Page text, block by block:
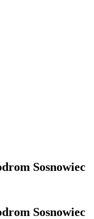
Sosnowiec
Sosnowiec